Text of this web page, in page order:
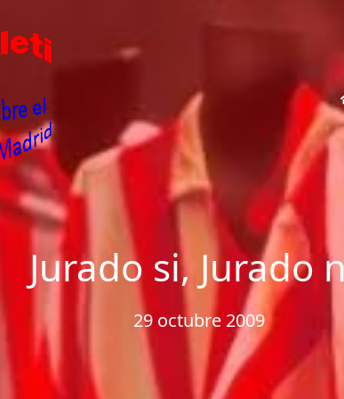
Jurado si, Jurado
29 octubre 2009